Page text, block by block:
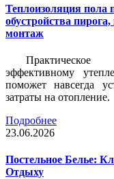
Теплоизоляция пола
обустройства
монтаж
эффективному
поможет навсегда
затраты на отопление.
Подробнее
23.06.2026
Постельное Белье:
Отдыху